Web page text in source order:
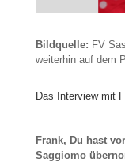
Bildquelle: FV
weiterhin auf dem
Das Interview mit
Frank, Du hast
Saggiomo